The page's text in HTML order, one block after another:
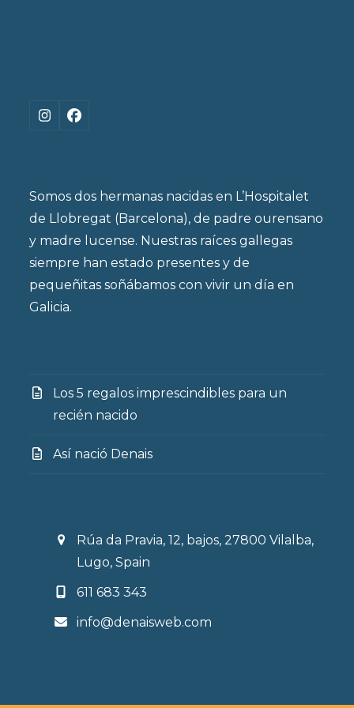
Instagram
Facebook
Somos dos hermanas nacidas en L’Hospitalet
de Llobregat (Barcelona), de padre ourensano
y madre lucense. Nuestras raíces gallegas
siempre han estado presentes y de
pequeñitas soñábamos con vivir un día en
Galicia.
Los 5 regalos imprescindibles para un
recién nacido
Así nació Denais
Rúa da Pravia, 12, bajos, 27800 Vilalba,
Lugo, Spain
611 683 343
info@denaisweb.com